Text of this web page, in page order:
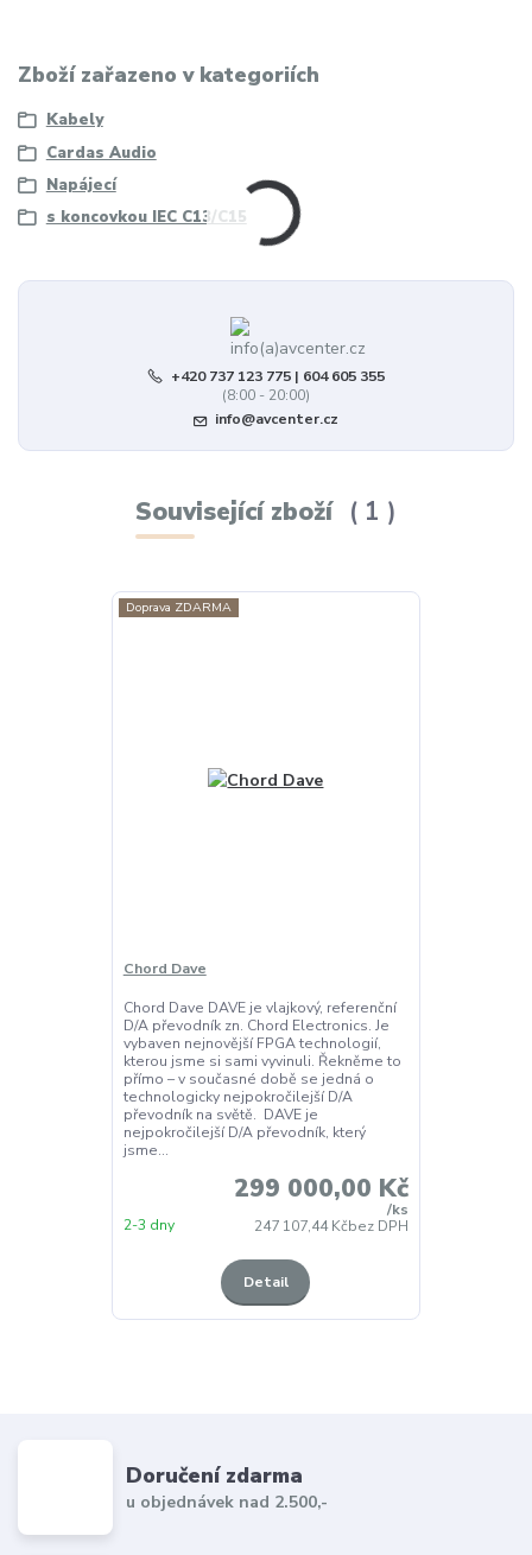
Zboží zařazeno v kategoriích
Kabely
Cardas Audio
Napájecí
s koncovkou IEC C13/C15
+420 737 123 775 | 604 605 355
(8:00 - 20:00)
info@avcenter.cz
Související zboží 1
Doprava ZDARMA
Chord Dave
Chord Dave DAVE je vlajkový, referenční
D/A převodník zn. Chord Electronics. Je
vybaven nejnovější FPGA technologií,
kterou jsme si sami vyvinuli. Řekněme to
přímo – v současné době se jedná o
technologicky nejpokročilejší D/A
převodník na světě. DAVE je
nejpokročilejší D/A převodník, který
jsme...
299 000,00 Kč
/ks
247 107,44 Kčbez DPH
2-3 dny
Detail
Doručení zdarma
u objednávek nad 2.500,-